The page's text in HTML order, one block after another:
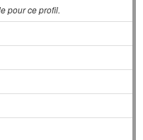
pour ce profil.